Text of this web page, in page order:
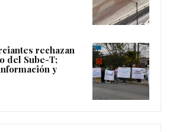
rechazan
del Sube-T;
y